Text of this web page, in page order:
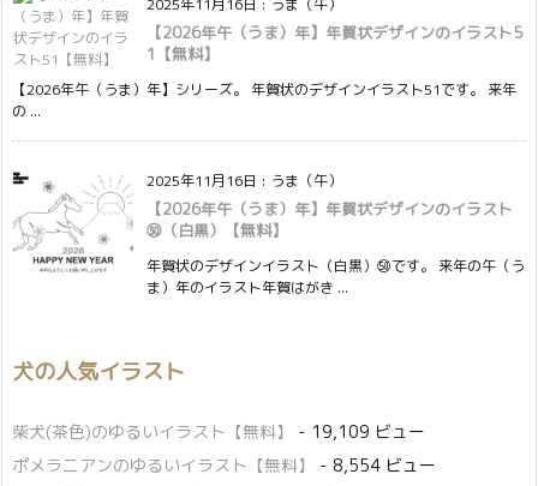
【2026年午（うま）年】年賀状デザインのイラスト5
1【無料】
【2026年午（うま）年】シリーズ。 年賀状のデザインイラスト51です。 来年
の ...
2025年11月16日 : うま（午）
【2026年午（うま）年】年賀状デザインのイラスト
㊿（白黒）【無料】
年賀状のデザインイラスト（白黒）㊿です。 来年の午（う
ま）年のイラスト年賀はがき ...
犬の人気イラスト
柴犬(茶色)のゆるいイラスト【無料】
- 19,109 ビュー
ポメラニアンのゆるいイラスト【無料】
- 8,554 ビュー